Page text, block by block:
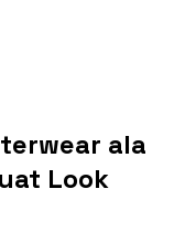
ala
Look